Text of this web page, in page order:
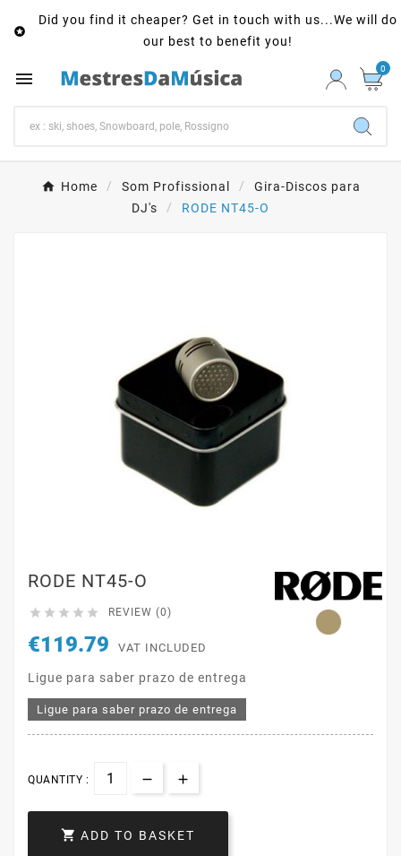

Did you find it cheaper? Get in touch with us...We will do
our best to benefit you!
 0
Home Som Profissional
Gira-Discos para
DJ's
RODE NT45-O
RODE NT45-O
     REVIEW (0)
€119.79 VAT INCLUDED
Ligue para saber prazo de entrega
Ligue para saber prazo de entrega
QUANTITY :
 ADD TO BASKET